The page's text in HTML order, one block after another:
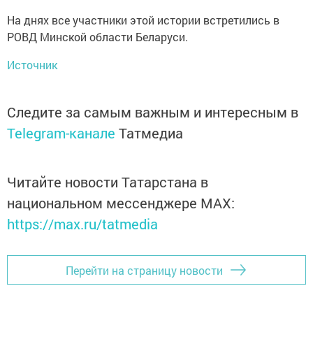
На днях все участники этой истории встретились в
РОВД Минской области Беларуси.
Источник
Следите за самым важным и интересным в
Telegram-канале Татмедиа
Читайте новости Татарстана в
национальном мессенджере MАХ:
https://max.ru/tatmedia
Перейти на страницу новости